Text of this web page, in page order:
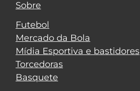
Sobre
Futebol
Mercado da Bola
Mídia Esportiva e bastidores
Torcedoras
Basquete